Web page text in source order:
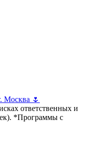
Москва 🌷
ответственных и
*Программы с